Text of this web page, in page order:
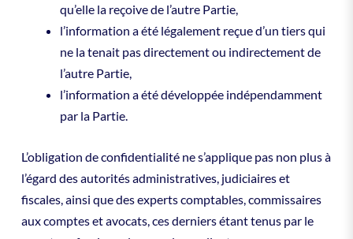
qu’elle la reçoive de l’autre Partie,
l’information a été légalement reçue d’un tiers qui
ne la tenait pas directement ou indirectement de
l’autre Partie,
l’information a été développée indépendamment
par la Partie.
L’obligation de confidentialité ne s’applique pas non plus à
l’égard des autorités administratives, judiciaires et
fiscales, ainsi que des experts comptables, commissaires
aux comptes et avocats, ces derniers étant tenus par le